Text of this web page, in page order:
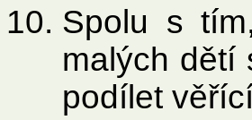
Spolu s
malých dětí
podílet